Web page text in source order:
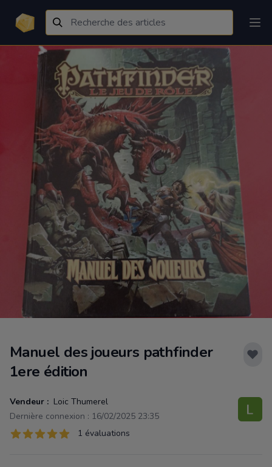
Manuel des joueurs pathfinder
1ere édition
Vendeur : Loic Thumerel
Dernière connexion : 16/02/2025 23:35
Évaluations
1 sur 5 étoiles 1 évaluations